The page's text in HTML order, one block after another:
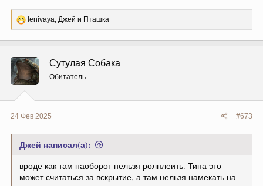
Р
е
ц
и
и
:
lenivaya, Джей и Пташка
Сутулая Собака
Обитатель
24 Фев 2025 #673
Джей написал(а):
вроде как там наоборот нельзя ролплеить. Типа это
может считаться за вскрытие, а там нельзя намекать на